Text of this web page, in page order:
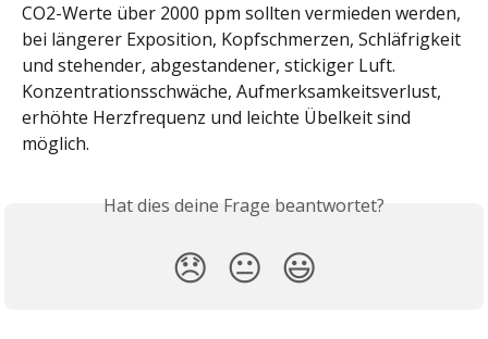
CO2-Werte über 2000 ppm sollten vermieden werden,
bei längerer Exposition, Kopfschmerzen, Schläfrigkeit
und stehender, abgestandener, stickiger Luft.
Konzentrationsschwäche, Aufmerksamkeitsverlust,
erhöhte Herzfrequenz und leichte Übelkeit sind
möglich.
Hat dies deine Frage beantwortet?
😞 😐 😃